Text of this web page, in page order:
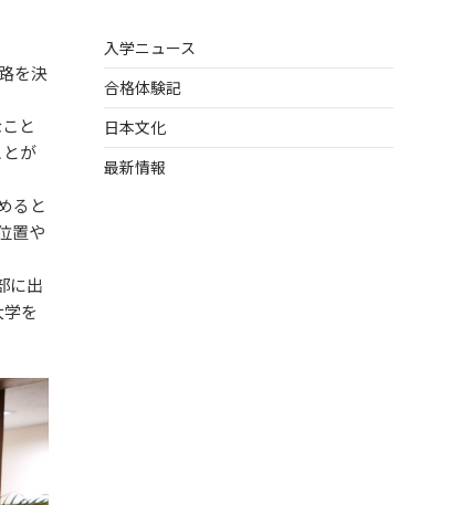
を決
と
が
ると
置や
に出
を
入学ニュース
合格体験記
日本文化
最新情報